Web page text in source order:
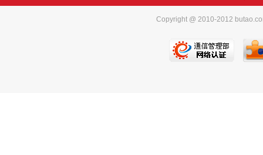
Copyright @ 2010-2012